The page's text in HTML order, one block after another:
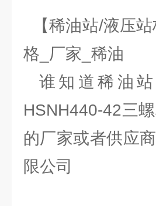
【稀油站/液压
格_厂家_稀油
谁知道稀油
HSNH440-42三
的厂家或者供应
限公司